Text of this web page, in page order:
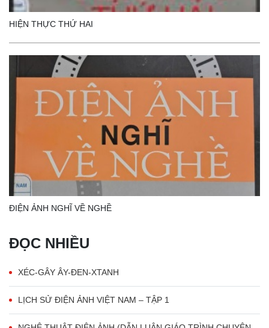
HIỆN THỰC THỨ HAI
ĐIỆN ẢNH NGHĨ VỀ NGHỀ
ĐỌC NHIỀU
XÉC-GÂY ÂY-ĐEN-XTANH
LỊCH SỬ ĐIỆN ẢNH VIỆT NAM – TẬP 1